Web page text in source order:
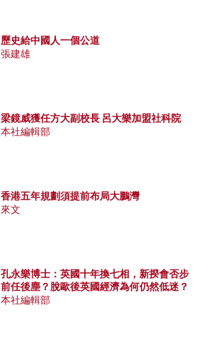
歷史給中國人一個公道
張建雄
梁鏡威獲任方大副校長 呂大樂加盟社科院
本社編輯部
香港五年規劃須提前布局大鵬灣
來文
孔永樂博士：英國十年換七相，新揆會否步
前任後塵？脫歐後英國經濟為何仍然低迷？
本社編輯部